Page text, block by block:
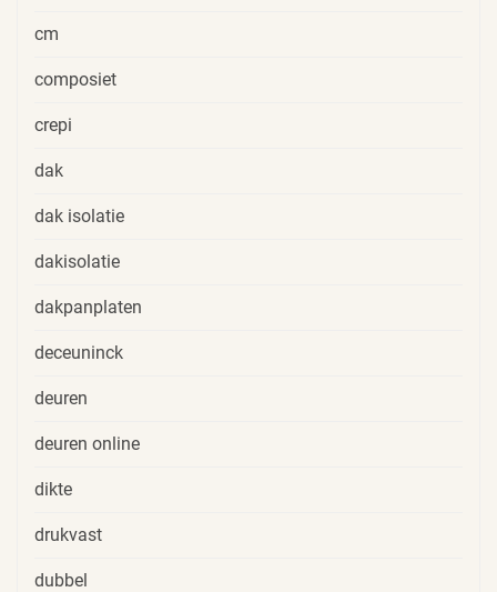
cm
composiet
crepi
dak
dak isolatie
dakisolatie
dakpanplaten
deceuninck
deuren
deuren online
dikte
drukvast
dubbel